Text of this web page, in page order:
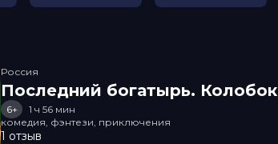
Россия
Последний богатырь. Колобок
6+
1 ч 56 мин
комедия, фэнтези, приключения
1 отзыв